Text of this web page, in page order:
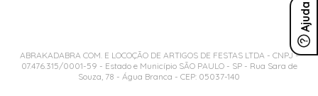
Ajuda
ABRAKADABRA COM. E LOCOÇÃO DE ARTIGOS DE FESTAS LTDA - CNPJ -
07.476.315/0001-59 - Estado e Município SÃO PAULO - SP - Rua Sara de
Souza, 78 - Água Branca - CEP: 05037-140